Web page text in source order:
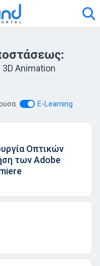
Animation
E-Learning
Οπτικών
των Adobe